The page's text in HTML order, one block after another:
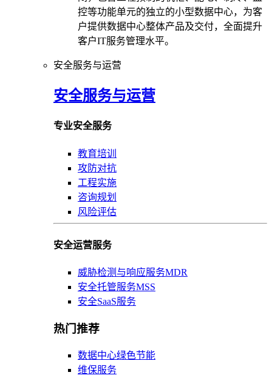
控等功能单元的独立的小型数据中心，为客
户提供数据中心整体产品及交付，全面提升
客户IT服务管理水平。
安全服务与运营
安全服务与运营
专业安全服务
教育培训
攻防对抗
工程实施
咨询规划
风险评估
安全运营服务
威胁检测与响应服务MDR
安全托管服务MSS
安全SaaS服务
热门推荐
数据中心绿色节能
维保服务